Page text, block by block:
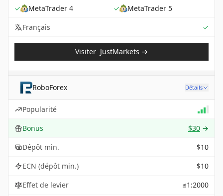
✓
MetaTrader 4 ✓
MetaTrader 5
Français
✓
Visiter JustMarkets →
RoboForex Détails
Popularité
Bonus
$30 →
Dépôt min.
$10
ECN (dépôt min.)
$10
Effet de levier
≤1:2000